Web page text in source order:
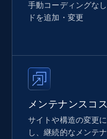
手動コーディングな
ドを追加・変更
メンテナンスコ
サイトや構造の変更
し、継続的なメンテ